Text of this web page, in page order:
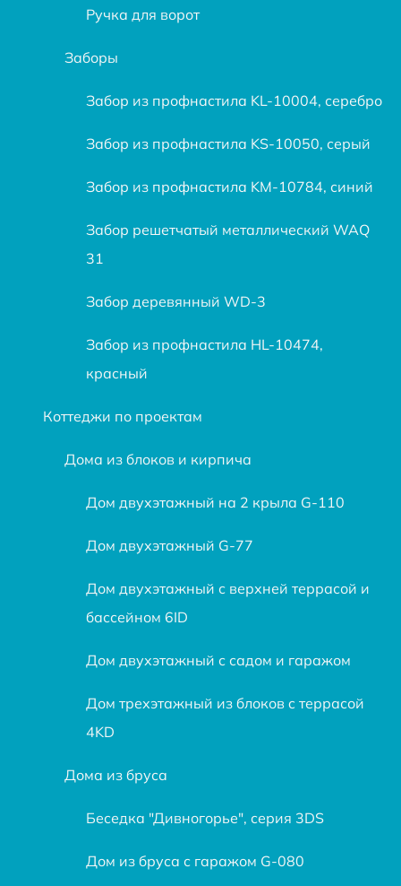
Ручка для ворот
Заборы
Забор из профнастила KL-10004, серебро
Забор из профнастила KS-10050, серый
Забор из профнастила KM-10784, синий
Забор решетчатый металлический WAQ
31
Забор деревянный WD-3
Забор из профнастила HL-10474,
красный
Коттеджи по проектам
Дома из блоков и кирпича
Дом двухэтажный на 2 крыла G-110
Дом двухэтажный G-77
Дом двухэтажный с верхней террасой и
бассейном 6ID
Дом двухэтажный с садом и гаражом
Дом трехэтажный из блоков c террасой
4KD
Дома из бруса
Беседка "Дивногорье", серия 3DS
Дом из бруса с гаражом G-080